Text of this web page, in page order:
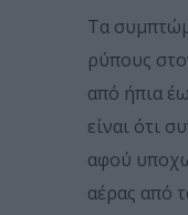
Τα
ρύπους
από ήπια
είναι ότι
αφού
αέρας από